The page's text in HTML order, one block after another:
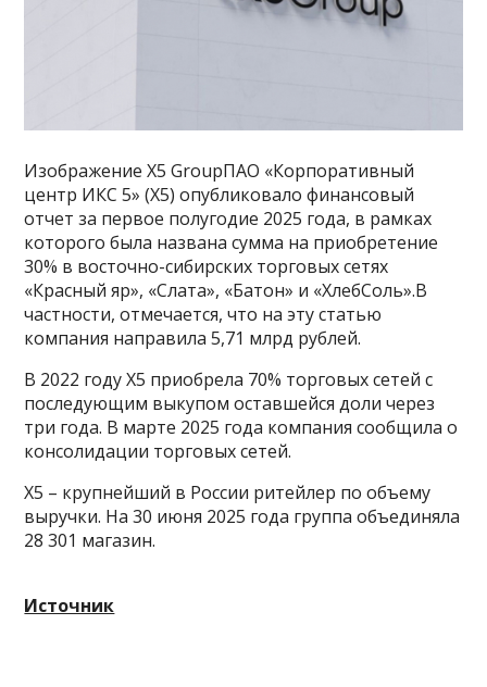
Изображение X5 GroupПАО «Корпоративный
центр ИКС 5» (X5) опубликовало финансовый
отчет за первое полугодие 2025 года, в рамках
которого была названа сумма на приобретение
30% в восточно-сибирских торговых сетях
«Красный яр», «Слата», «Батон» и «ХлебСоль».В
частности, отмечается, что на эту статью
компания направила 5,71 млрд рублей.
В 2022 году X5 приобрела 70% торговых сетей с
последующим выкупом оставшейся доли через
три года. В марте 2025 года компания сообщила о
консолидации торговых сетей.
Х5 – крупнейший в России ритейлер по объему
выручки. На 30 июня 2025 года группа объединяла
28 301 магазин.
Источник